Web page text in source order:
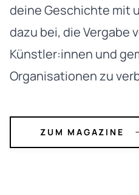
deine Geschichte mit
dazu bei, die Vergabe
Künstler:innen und
Organisationen zu
ZUM MAGAZINE